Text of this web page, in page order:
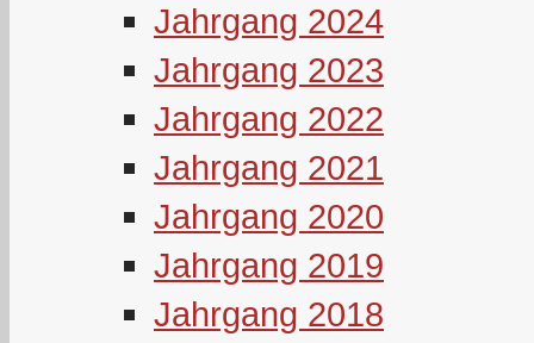
Jahrgang 2024
Jahrgang 2023
Jahrgang 2022
Jahrgang 2021
Jahrgang 2020
Jahrgang 2019
Jahrgang 2018